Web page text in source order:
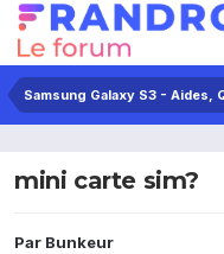
Samsung Galaxy S3 - Aides,
mini carte sim?
Par Bunkeur